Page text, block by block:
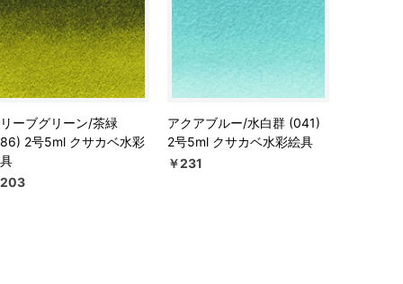
ーブグリーン/茶緑
2号5ml クサカベ水彩
アクアブルー/水白群 (041)
2号5ml クサカベ水彩絵具
￥231